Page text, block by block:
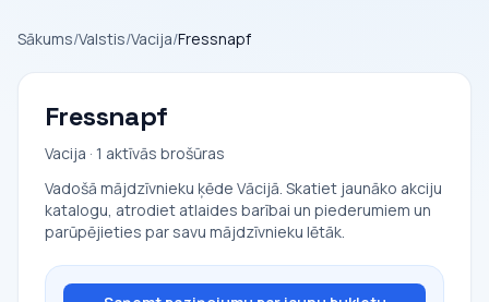
Sākums/Valstis/Vacija/Fressnapf
Fressnapf
Vacija · 1 aktīvās brošūras
Vadošā mājdzīvnieku ķēde Vācijā. Skatiet jaunāko akciju
katalogu, atrodiet atlaides barībai un piederumiem un
parūpējieties par savu mājdzīvnieku lētāk.